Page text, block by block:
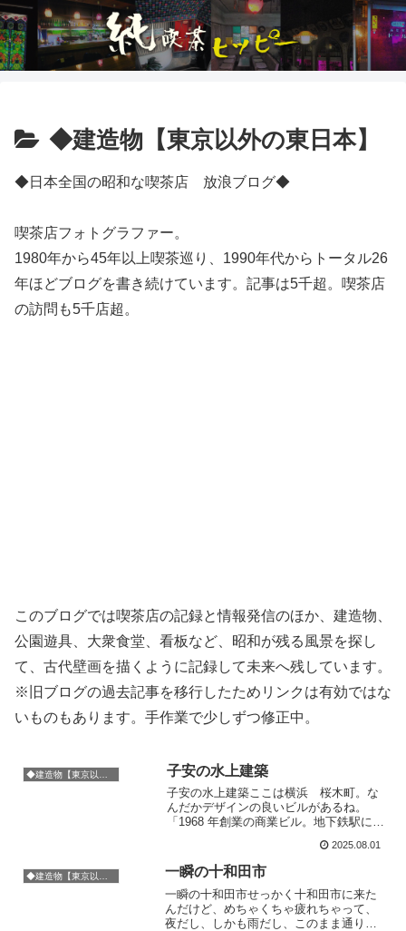
◆建造物【東京以外の東日本】
◆日本全国の昭和な喫茶店 放浪ブログ◆
喫茶店フォトグラファー。
1980年から45年以上喫茶巡り、1990年代からトータル26
年ほどブログを書き続けています。記事は5千超。喫茶店
の訪問も5千店超。
このブログでは喫茶店の記録と情報発信のほか、建造物、
公園遊具、大衆食堂、看板など、昭和が残る風景を探し
て、古代壁画を描くように記録して未来へ残しています。
※旧ブログの過去記事を移行したためリンクは有効ではな
いものもあります。手作業で少しずつ修正中。
◆建造物【東京以外の東日本】 子安の水上建築
子安の水上建築ここは横浜 桜木町。な
んだかデザインの良いビルがあるね。
「1968 年創業の商業ビル。地下鉄駅に直
がある。」とのことです。あとで行って
みっかな。実は昼どきでして。腹減った
から「ぷらむ」さんに...
2025.08.01
一瞬の十和田市
一瞬の十和田市せっかく十和田市に来た
んだけど、めちゃくちゃ疲れちゃって、
夜だし、しかも雨だし、このまま通りす